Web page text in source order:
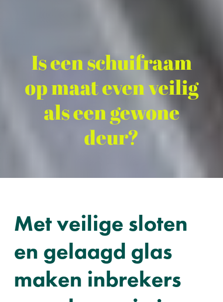
Is een schuifraam
op maat even veilig
als een gewone
deur?
Met veilige sloten
en gelaagd glas
maken inbrekers